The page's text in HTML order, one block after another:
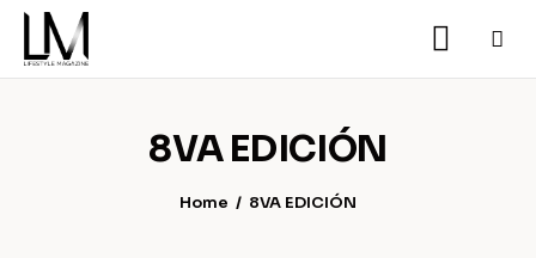
8VA EDICIÓN
Home 8VA EDICIÓN